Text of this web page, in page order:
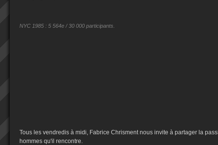
NYC 1985 : 5 564e / 30 000 participants.
Tous les vendredis à midi, Fabrice Chrisment nous invite à partager la
hommes qu'il rencontre.